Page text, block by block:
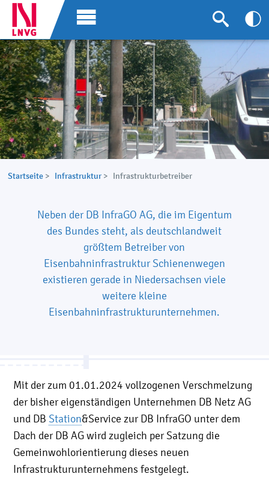
Startseite > Infrastruktur > Infrastrukturbetreiber
Neben der DB InfraGO AG, die im Eigentum
des Bundes steht, als deutschlandweit
größtem Betreiber von
Eisenbahninfrastruktur Schienenwegen
existieren gerade in Niedersachsen viele
weitere kleine
Eisenbahninfrastrukturunternehmen.
Mit der zum 01.01.2024 vollzogenen Verschmelzung
der bisher eigenständigen Unternehmen DB Netz AG
und DBStation&Service zur DB InfraGO unter dem
Dach der DB AG wird zugleich per Satzung die
Gemeinwohlorientierung dieses neuen
Infrastrukturunternehmens festgelegt.